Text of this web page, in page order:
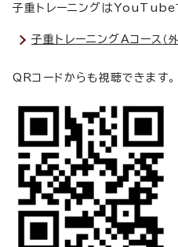
子重トレーニングはYouTube
子重トレーニングAコース （
QRコードからも視聴できます。